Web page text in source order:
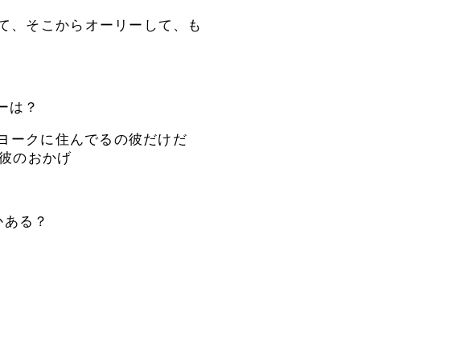
、そこからオーリーして、も
は？
ークに住んでるの彼だけだ
のおかげ
る？